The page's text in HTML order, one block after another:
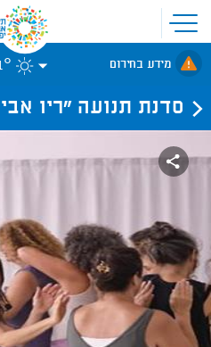
פתיחת
תפריט
אתר
לאתר עיריית
תל-אביב
מידע בחירום
סדנת תנועה "ריו